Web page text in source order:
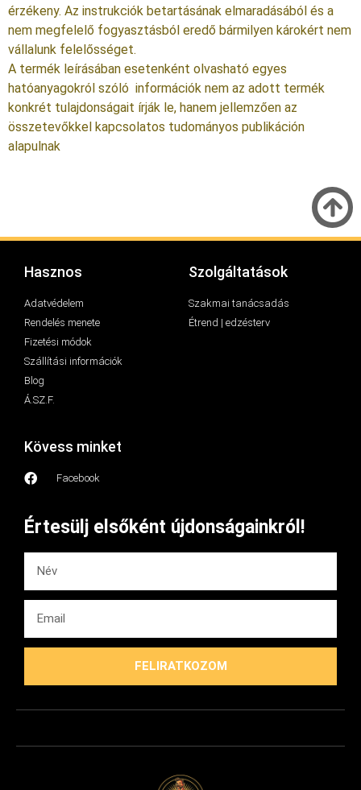
érzékeny. Az instrukciók betartásának elmaradásából és a
nem megfelelő fogyasztásból eredő bármilyen károkért nem
vállalunk felelősséget.
A termék leírásában esetenként olvasható egyes
hatóanyagokról szóló információk nem az adott termék
konkrét tulajdonságait írják le, hanem jellemzően az
összetevőkkel kapcsolatos tudományos publikáción
alapulnak
Hasznos
Adatvédelem
Rendelés menete
Fizetési módok
Szállítási információk
Blog
Á.SZ.F.
Szolgáltatások
Szakmai tanácsadás
Étrend | edzésterv
Kövess minket
Facebook
Értesülj elsőként újdonságainkról!
FELIRATKOZOM